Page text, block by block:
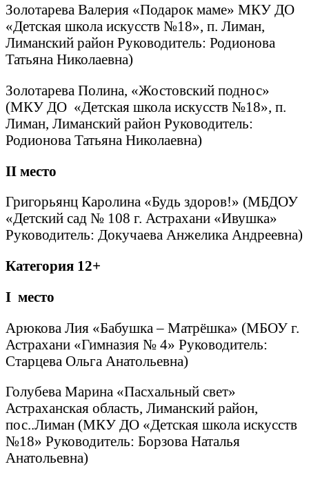
Золотарева Валерия «Подарок маме» МКУ ДО
«Детская школа искусств №18», п. Лиман,
Лиманский район Руководитель: Родионова
Татьяна Николаевна)
Золотарева Полина, «Жостовский поднос»
(МКУ ДО «Детская школа искусств №18», п.
Лиман, Лиманский район Руководитель:
Родионова Татьяна Николаевна)
II место
Григорьянц Каролина «Будь здоров!» (МБДОУ
«Детский сад № 108 г. Астрахани «Ивушка»
Руководитель: Докучаева Анжелика Андреевна)
Категория 12+
I место
Арюкова Лия «Бабушка – Матрёшка» (МБОУ г.
Астрахани «Гимназия № 4» Руководитель:
Старцева Ольга Анатольевна)
Голубева Марина «Пасхальный свет»
Астраханская область, Лиманский район,
пос..Лиман (МКУ ДО «Детская школа искусств
№18» Руководитель: Борзова Наталья
Анатольевна)